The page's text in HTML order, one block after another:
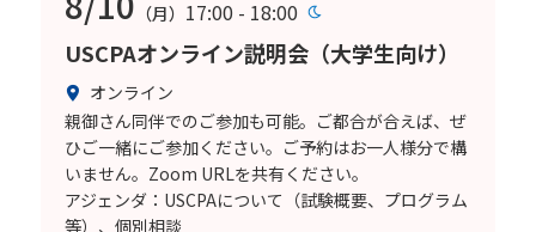
（月） 17:00 - 18:00
USCPAオンライン説明会（大学生向け）
オンライン
親御さん同伴でのご参加も可能。ご都合が合えば、ぜ
ひご一緒にご参加ください。ご予約はお一人様分で構
いません。Zoom URLを共有ください。
アジェンダ：USCPAについて（試験概要、プログラム
等）、個別相談